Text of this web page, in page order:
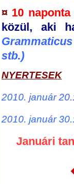
¤ 10 naponta
közül, aki
stb.)
NYERTESEK
2010. január
2010. január
Januári